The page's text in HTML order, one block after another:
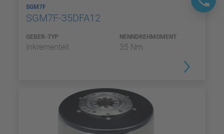
SGM7F
SGM7F-35DFA12
GEBER-TYP
Inkrementell
NENNDREHMOMENT
35 Nm